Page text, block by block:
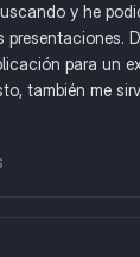
y he
presentaciones.
para un
también me